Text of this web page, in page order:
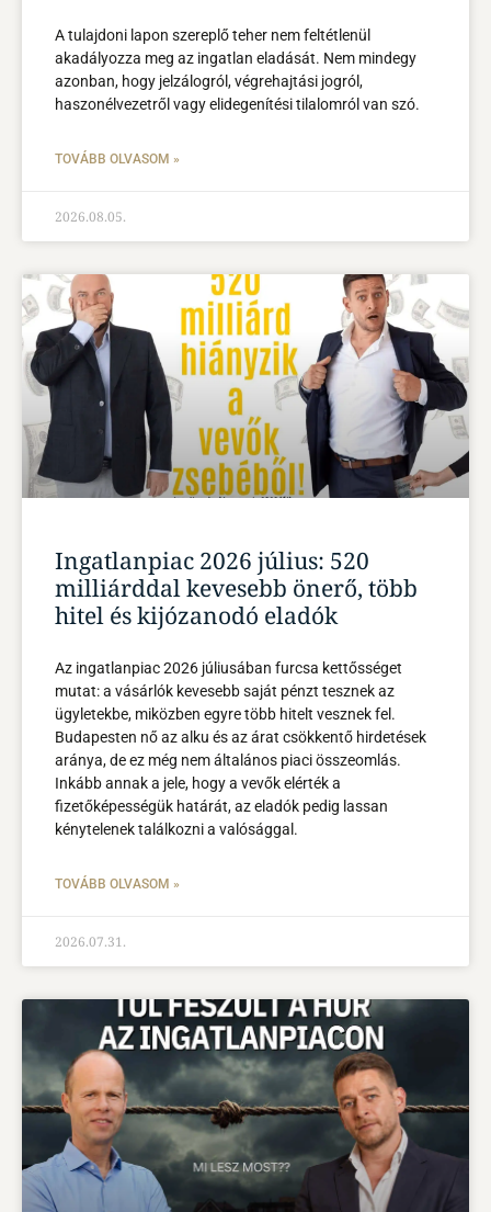
A tulajdoni lapon szereplő teher nem feltétlenül
akadályozza meg az ingatlan eladását. Nem mindegy
azonban, hogy jelzálogról, végrehajtási jogról,
haszonélvezetről vagy elidegenítési tilalomról van szó.
TOVÁBB OLVASOM »
2026.08.05.
Ingatlanpiac 2026 július: 520
milliárddal kevesebb önerő, több
hitel és kijózanodó eladók
Az ingatlanpiac 2026 júliusában furcsa kettősséget
mutat: a vásárlók kevesebb saját pénzt tesznek az
ügyletekbe, miközben egyre több hitelt vesznek fel.
Budapesten nő az alku és az árat csökkentő hirdetések
aránya, de ez még nem általános piaci összeomlás.
Inkább annak a jele, hogy a vevők elérték a
fizetőképességük határát, az eladók pedig lassan
kénytelenek találkozni a valósággal.
TOVÁBB OLVASOM »
2026.07.31.